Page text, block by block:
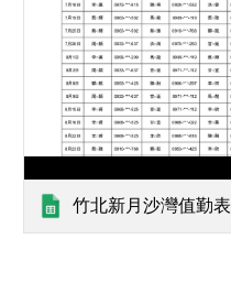
竹北新月沙灣值勤表